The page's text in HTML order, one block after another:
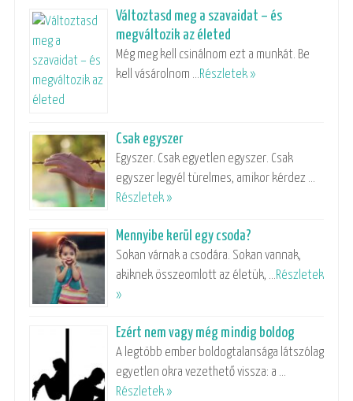
Változtasd meg a szavaidat – és
megváltozik az életed
Még meg kell csinálnom ezt a munkát. Be
kell vásárolnom …Részletek »
Csak egyszer
Egyszer. Csak egyetlen egyszer. Csak
egyszer legyél türelmes, amikor kérdez …
Részletek »
Mennyibe kerül egy csoda?
Sokan várnak a csodára. Sokan vannak,
akiknek összeomlott az életük, …Részletek
»
Ezért nem vagy még mindig boldog
A legtöbb ember boldogtalansága látszólag
egyetlen okra vezethető vissza: a …
Részletek »